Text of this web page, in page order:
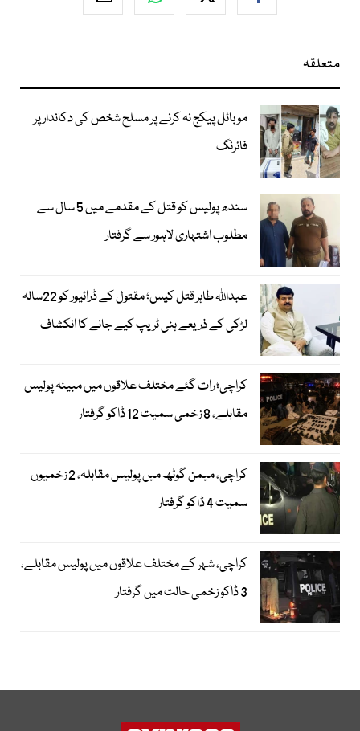
متعلقہ
موبائل پیکج نہ کرنے پر مسلح شخص کی دکاندار پر
فائرنگ
سندھ پولیس کو قتل کے مقدمے میں 5 سال سے
مطلوب اشتہاری لاہور سے گرفتار
عبداللہ طاہر قتل کیس؛ مقتول کے ڈرائیور کو 22سالہ
لڑکی کے ذریعے ہنی ٹریپ کیے جانے کا انکشاف
کراچی؛ رات گئے مختلف علاقوں میں مبینہ پولیس
مقابلے، 8 زخمی سمیت 12 ڈاکو گرفتار
کراچی، میمن گوٹھ میں پولیس مقابلہ، 2 زخمیوں
سمیت 4 ڈاکو گرفتار
کراچی، شہر کے مختلف علاقوں میں پولیس مقابلے،
3 ڈاکو زخمی حالت میں گرفتار